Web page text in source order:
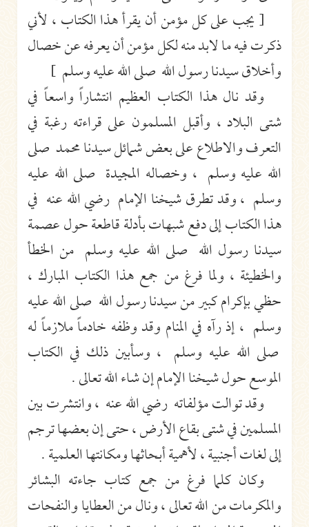
[ يجب على كل مؤمن أن يقرأ هذا الكتاب ، لأني
ذكرت فيه ما لابد منه لكل مؤمن أن يعرفه عن خصال
وأخلاق سيدنا رسول الله صلى الله عليه وسلم ]
وقد نال هذا الكتاب العظيم انتشاراً واسعاً في
شتى البلاد ، وأقبل المسلمون على قراءته رغبة في
التعرف والاطلاع على بعض شمائل سيدنا محمد صلى
الله عليه وسلم ، وخصاله المجيدة صلى الله عليه
وسلم ، وقد تطرق شيخنا الإمام رضي الله عنه في
هذا الكتاب إلى دفع شبهات بأدلة قاطعة حول عصمة
سيدنا رسول الله صلى الله عليه وسلم من الخطأ
والخطيئة ، ولما فرغ من جمع هذا الكتاب المبارك ،
حظي بإكرام كبير من سيدنا رسول الله صلى الله عليه
وسلم ، إذ رآه في المنام وقد وظفه خادماً ملازماً له
صلى الله عليه وسلم ، وسأبين ذلك في الكتاب
الموسع حول شيخنا الإمام إن شاء الله تعالى .
وقد توالت مؤلفاته رضي الله عنه ، وانتشرت بين
المسلمين في شتى بقاع الأرض ، حتى إن بعضها ترجم
إلى لغات أجنبية ، لأهمية أبحاثها ومكانتها العلمية .
وكان كلما فرغ من جمع كتاب جاءته البشائر
والمكرمات من الله تعالى ، ونال من العطايا والنفحات